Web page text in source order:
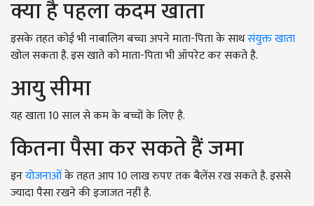
क्या है पहला कदम खाता
इसके तहत कोई भी नाबालिग बच्चा अपने माता-पिता के साथसंयुक्त खाता
खोल सकता है. इस खाते को माता-पिता भी ऑपरेट कर सकते है.
आयु सीमा
यह खाता 10 साल से कम के बच्चों के लिए है.
कितना पैसा कर सकते हैं जमा
इनयोजनाओंके तहत आप 10 लाख रुपए तक बैलेंस रख सकते है. इससे
ज्यादा पैसा रखने की इजाजत नहीं है.